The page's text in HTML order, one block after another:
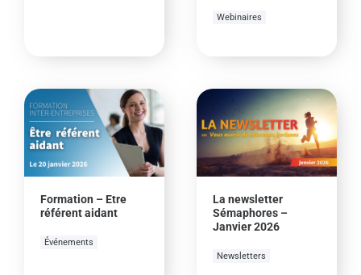
Webinaires
Formation – Etre
référent aidant
Événements
La newsletter
Sémaphores –
Janvier 2026
Newsletters